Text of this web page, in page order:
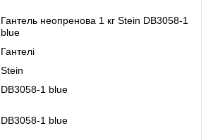
Гантель неопренова 1 кг Stein DB3058-1
blue
Гантелі
Stein
DB3058-1 blue
DB3058-1 blue